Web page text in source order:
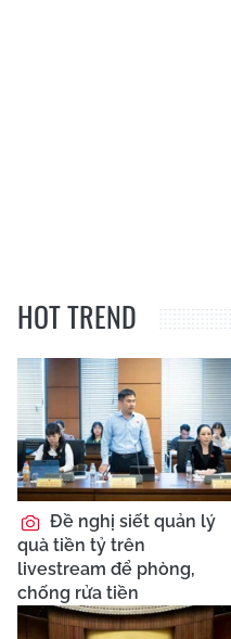
HOT TREND
Đề nghị siết quản lý
quà tiền tỷ trên
livestream để phòng,
chống rửa tiền